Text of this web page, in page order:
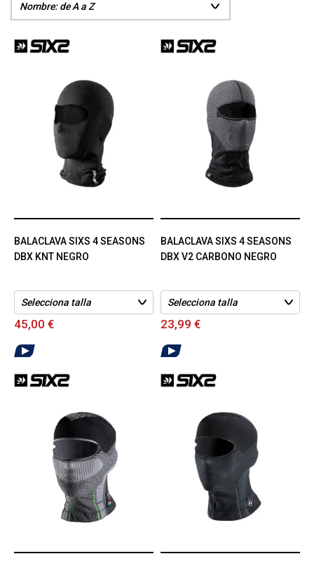
BALACLAVA SIXS 4 SEASONS
DBX KNT NEGRO
45,00 €
BALACLAVA SIXS 4 SEASONS
DBX V2 CARBONO NEGRO
23,99 €